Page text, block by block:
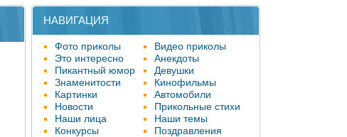
НАВИГАЦИЯ
Фото приколы
Видео приколы
Это интересно
Анекдоты
Пикантный юмор
Девушки
Знаменитости
Кинофильмы
Картинки
Автомобили
Новости
Прикольные стихи
Наши лица
Наши темы
Конкурсы
Поздравления